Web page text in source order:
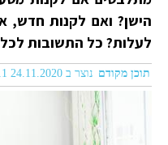
הישן? ואם לקנות חדש,
לעלות? כל התשובות
תוכן מקודם נוצר ב 24.11.2020 02:11